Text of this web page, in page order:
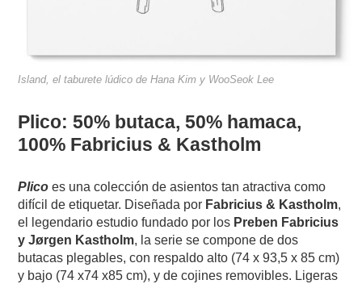
​​​​​​​​​​​​​​​​​​​​​Island, el taburete lúdico de Hana Kim y WooSeok Lee
Plico: 50% butaca, 50% hamaca,
100% Fabricius & Kastholm
Plico es una colección de asientos tan atractiva como
difícil de etiquetar. Diseñada por Fabricius & Kastholm,
el legendario estudio fundado por los Preben Fabricius
y Jørgen Kastholm, la serie se compone de dos
butacas plegables, con respaldo alto (74 x 93,5 x 85 cm)
y bajo (74 x74 x85 cm), y de cojines removibles. Ligeras